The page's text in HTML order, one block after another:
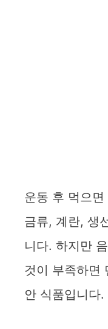
운동 후 먹으
금류, 계란, 생
니다. 하지만
것이 부족하면
안 식품입니다.